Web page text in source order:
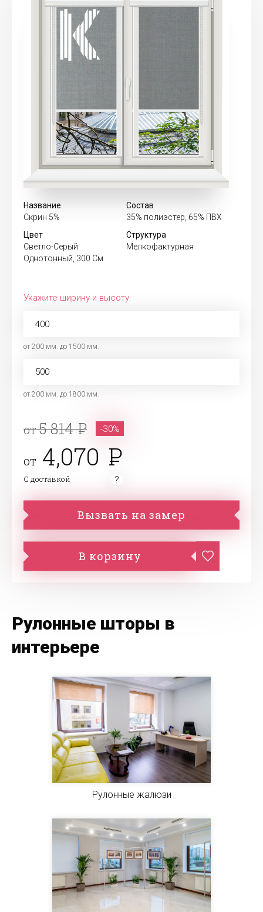
Название
Скрин 5%
Состав
35% полиэстер, 65% ПВХ
Цвет
Светло-Серый
Однотонный, 300 См
Структура
Мелкофактурная
Укажите ширину и высоту
от 200 мм. до 1500 мм.
от 200 мм. до 1800 мм.
от5 814 -30%
от 4,070
С доставкой
Вызвать на замер
В корзину
Рулонные шторы в
интерьере
Рулонные жалюзи